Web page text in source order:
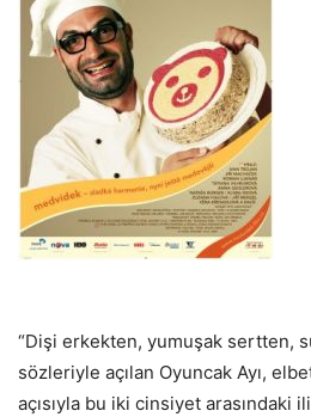
“Dişi erkekten, yumuşak sertten,
sözleriyle açılan Oyuncak Ayı,
açısıyla bu iki cinsiyet arasındaki